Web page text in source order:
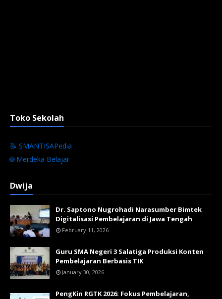
Toko Sekolah
📝 SMANTISAPedia
🌐 Merdeka Belajar
Dwija
Dr. Saptono Nugrohadi Narasumber Bimtek
Digitalisasi Pembelajaran di Jawa Tengah
February 11, 2026
Guru SMA Negeri 3 Salatiga Produksi Konten
Pembelajaran Berbasis TIK
January 30, 2026
PengKin RGTK 2026: Fokus Pembelajaran,